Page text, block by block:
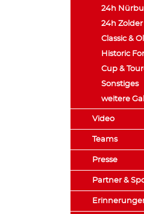
24h
24h Zolder
Classic &
Historic
Cup &
Sonstiges
weitere
Video
Teams
Presse
Partner &